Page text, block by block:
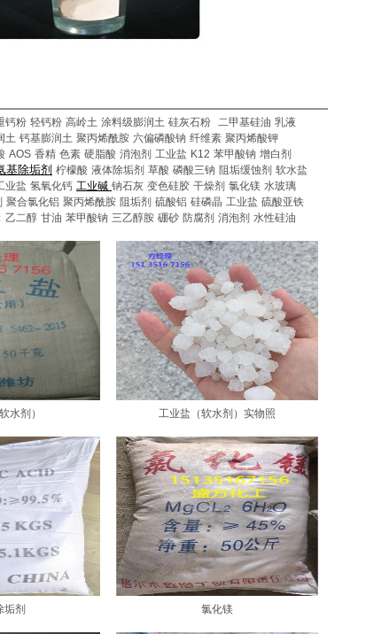
水剂） 工业盐（软水剂）实物照
垢剂 氯化镁
钙粉 轻钙粉 高岭土 涂料级膨润土 硅灰石粉 二甲基硅油 乳液
土 钙基膨润土 聚丙烯酰胺 六偏磷酸钠 纤维素 聚丙烯酸钾
AOS 香精 色素 硬脂酸 消泡剂 工业盐 K12 苯甲酸钠 增白剂
基除垢剂 柠檬酸 液体除垢剂 草酸 磷酸三钠 阻垢缓蚀剂 软水盐
业盐 氢氧化钙 工业碱 钠石灰 变色硅胶 干燥剂 氯化镁 水玻璃
聚合氯化铝 聚丙烯酰胺 阻垢剂 硫酸铝 硅磷晶 工业盐 硫酸亚铁
乙二醇 甘油 苯甲酸钠 三乙醇胺 硼砂 防腐剂 消泡剂 水性硅油